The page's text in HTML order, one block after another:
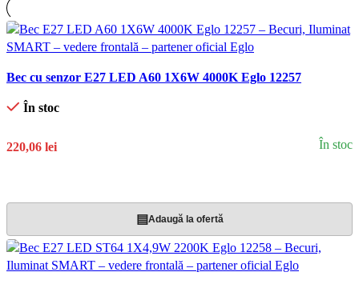
Bec cu senzor E27 LED A60 1X6W 4000K Eglo 12257
În stoc
220,06 lei În stoc
▤Adaugă la ofertă